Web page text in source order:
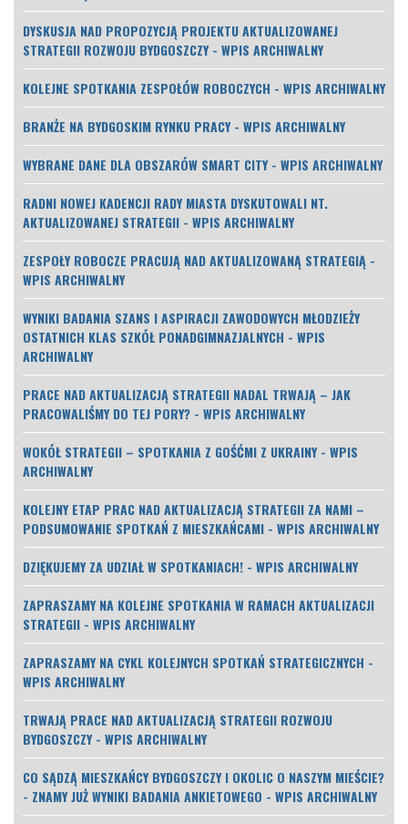
DYSKUSJA NAD PROPOZYCJĄ PROJEKTU AKTUALIZOWANEJ
STRATEGII ROZWOJU BYDGOSZCZY - WPIS ARCHIWALNY
KOLEJNE SPOTKANIA ZESPOŁÓW ROBOCZYCH - WPIS ARCHIWALNY
BRANŻE NA BYDGOSKIM RYNKU PRACY - WPIS ARCHIWALNY
WYBRANE DANE DLA OBSZARÓW SMART CITY - WPIS ARCHIWALNY
RADNI NOWEJ KADENCJI RADY MIASTA DYSKUTOWALI NT.
AKTUALIZOWANEJ STRATEGII - WPIS ARCHIWALNY
ZESPOŁY ROBOCZE PRACUJĄ NAD AKTUALIZOWANĄ STRATEGIĄ -
WPIS ARCHIWALNY
WYNIKI BADANIA SZANS I ASPIRACJI ZAWODOWYCH MŁODZIEŻY
OSTATNICH KLAS SZKÓŁ PONADGIMNAZJALNYCH - WPIS
ARCHIWALNY
PRACE NAD AKTUALIZACJĄ STRATEGII NADAL TRWAJĄ – JAK
PRACOWALIŚMY DO TEJ PORY? - WPIS ARCHIWALNY
WOKÓŁ STRATEGII – SPOTKANIA Z GOŚĆMI Z UKRAINY - WPIS
ARCHIWALNY
KOLEJNY ETAP PRAC NAD AKTUALIZACJĄ STRATEGII ZA NAMI –
PODSUMOWANIE SPOTKAŃ Z MIESZKAŃCAMI - WPIS ARCHIWALNY
DZIĘKUJEMY ZA UDZIAŁ W SPOTKANIACH! - WPIS ARCHIWALNY
ZAPRASZAMY NA KOLEJNE SPOTKANIA W RAMACH AKTUALIZACJI
STRATEGII - WPIS ARCHIWALNY
ZAPRASZAMY NA CYKL KOLEJNYCH SPOTKAŃ STRATEGICZNYCH -
WPIS ARCHIWALNY
TRWAJĄ PRACE NAD AKTUALIZACJĄ STRATEGII ROZWOJU
BYDGOSZCZY - WPIS ARCHIWALNY
CO SĄDZĄ MIESZKAŃCY BYDGOSZCZY I OKOLIC O NASZYM MIEŚCIE?
- ZNAMY JUŻ WYNIKI BADANIA ANKIETOWEGO - WPIS ARCHIWALNY